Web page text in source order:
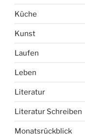
Küche
Kunst
Laufen
Leben
Literatur
Literatur Schreiben
Monatsrückblick